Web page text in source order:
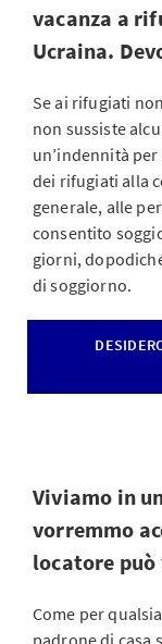
vacanza a
Ucraina.
Se ai rifugiati
non sussiste
un’indennità
dei rifugiati alla
generale, alle
consentito
giorni,
di soggiorno.
Viviamo in
vorremmo
locatore
Come per
padrone di casa